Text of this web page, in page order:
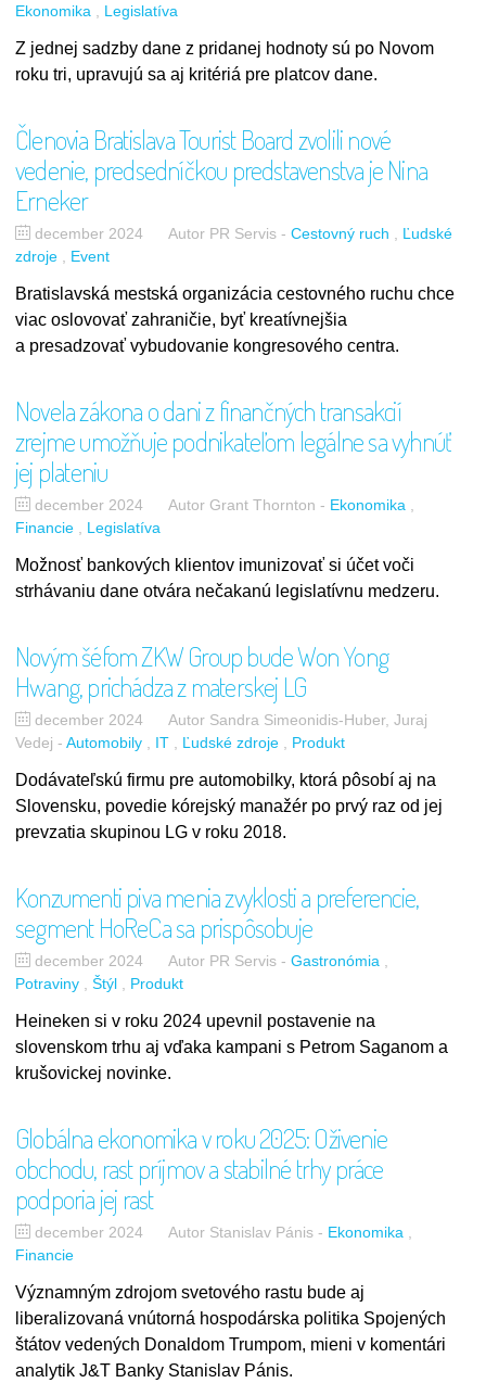
Ekonomika
Legislatíva
Z jednej sadzby dane z pridanej hodnoty sú po Novom
roku tri, upravujú sa aj kritériá pre platcov dane.
Členovia Bratislava Tourist Board zvolili nové
vedenie, predsedníčkou predstavenstva je Nina
Erneker
december 2024 Autor PR Servis-Cestovný ruch
Ľudské
zdroje
Event
Bratislavská mestská organizácia cestovného ruchu chce
viac oslovovať zahraničie, byť kreatívnejšia
a presadzovať vybudovanie kongresového centra.
Novela zákona o dani z finančných transakcií
zrejme umožňuje podnikateľom legálne sa vyhnúť
jej plateniu
december 2024 Autor Grant Thornton- Ekonomika
Financie
Legislatíva
Možnosť bankových klientov imunizovať si účet voči
strhávaniu dane otvára nečakanú legislatívnu medzeru.
Novým šéfom ZKW Group bude Won Yong
Hwang, prichádza z materskej LG
december 2024
Autor Sandra Simeonidis-Huber, Juraj
Vedej - Automobily IT Ľudské zdroje Produkt
Dodávateľskú firmu pre automobilky, ktorá pôsobí aj na
Slovensku, povedie kórejský manažér po prvý raz od jej
prevzatia skupinou LG v roku 2018.
Konzumenti piva menia zvyklosti a preferencie,
segment HoReCa sa prispôsobuje
december 2024 Autor PR Servis-Gastronómia
Potraviny
Štýl Produkt
Heineken si v roku 2024 upevnil postavenie na
slovenskom trhu aj vďaka kampani s Petrom Saganom a
krušovickej novinke.
Globálna ekonomika v roku 2025: Oživenie
obchodu, rast príjmov a stabilné trhy práce
podporia jej rast
december 2024 Autor Stanislav Pánis- Ekonomika
Financie
Významným zdrojom svetového rastu bude aj
liberalizovaná vnútorná hospodárska politika Spojených
štátov vedených Donaldom Trumpom, mieni v komentári
analytik J&T Banky Stanislav Pánis.